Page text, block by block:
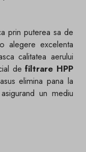
prin puterea sa de
alegere excelenta
calitatea aerului
de filtrare HPP
elimina pana la
un mediu